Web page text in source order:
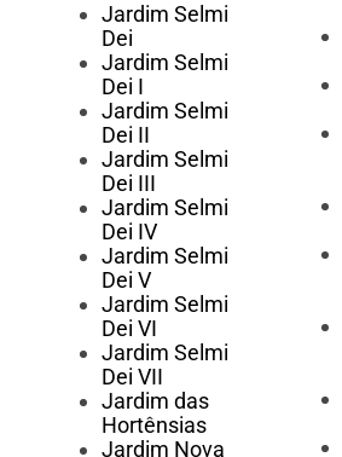
Jardim Selmi
Dei
Jardim Selmi
Dei I
Jardim Selmi
Dei II
Jardim Selmi
Dei III
Jardim Selmi
Dei IV
Jardim Selmi
Dei V
Jardim Selmi
Dei VI
Jardim Selmi
Dei VII
Jardim das
Hortênsias
Jardim Nova